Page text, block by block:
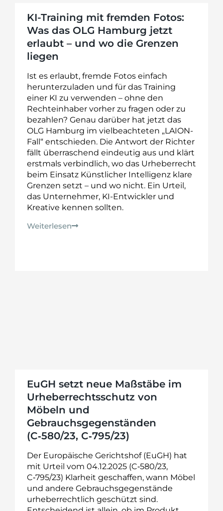
KI-Training mit fremden Fotos:
Was das OLG Hamburg jetzt
erlaubt – und wo die Grenzen
liegen
Ist es erlaubt, fremde Fotos einfach
herunterzuladen und für das Training
einer KI zu verwenden – ohne den
Rechteinhaber vorher zu fragen oder zu
bezahlen? Genau darüber hat jetzt das
OLG Hamburg im vielbeachteten „LAION-
Fall“ entschieden. Die Antwort der Richter
fällt überraschend eindeutig aus und klärt
erstmals verbindlich, wo das Urheberrecht
beim Einsatz Künstlicher Intelligenz klare
Grenzen setzt – und wo nicht. Ein Urteil,
das Unternehmer, KI-Entwickler und
Kreative kennen sollten.
Weiterlesen
EuGH setzt neue Maßstäbe im
Urheberrechtsschutz von
Möbeln und
Gebrauchsgegenständen
(C‑580/23, C‑795/23)
Der Europäische Gerichtshof (EuGH) hat
mit Urteil vom 04.12.2025 (C‑580/23,
C‑795/23) Klarheit geschaffen, wann Möbel
und andere Gebrauchsgegenstände
urheberrechtlich geschützt sind.